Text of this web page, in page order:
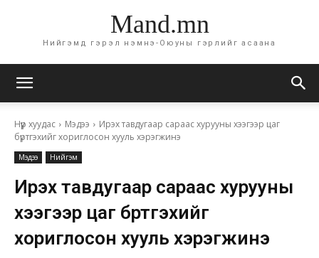
Mand.mn
Нийгэмд гэрэл нэмнэ-Оюуны гэрлийг асаана
Нүүр хуудас Мэдээ
Ирэх тавдугаар сараас хурууны хээгээр цаг
бүртгэхийг хориглосон хууль хэрэгжинэ
Мэдээ Нийгэм
Ирэх тавдугаар сараас хурууны
хээгээр цаг бүртгэхийг
хориглосон хууль хэрэгжинэ